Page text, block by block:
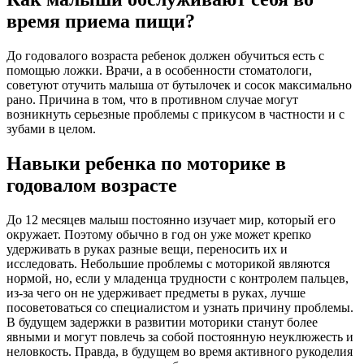
время приема пищи?
До годовалого возраста ребенок должен обучиться есть с
помощью ложки. Врачи, а в особенности стоматологи,
советуют отучить малыша от бутылочек и сосок максимально
рано. Причина в том, что в противном случае могут
возникнуть серьезные проблемы с прикусом в частности и с
зубами в целом.
Навыки ребенка по моторике в
годовалом возрасте
До 12 месяцев малыш постоянно изучает мир, который его
окружает. Поэтому обычно в год он уже может крепко
удерживать в руках разные вещи, переносить их и
исследовать. Небольшие проблемы с моторикой являются
нормой, но, если у младенца трудности с контролем пальцев,
из-за чего он не удерживает предметы в руках, лучше
посоветоваться со специалистом и узнать причину проблемы.
В будущем задержки в развитии моторики станут более
явными и могут повлечь за собой постоянную неуклюжесть и
неловкость. Правда, в будущем во время активного рукоделия